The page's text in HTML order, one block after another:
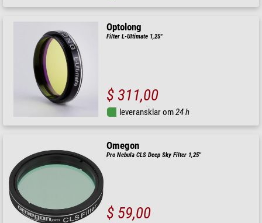
Optolong
Filter L-Ultimate 1,25"
$ 311,00
leveransklar om24 h
Omegon
Pro Nebula CLS Deep Sky Filter 1,25''
$ 59,00